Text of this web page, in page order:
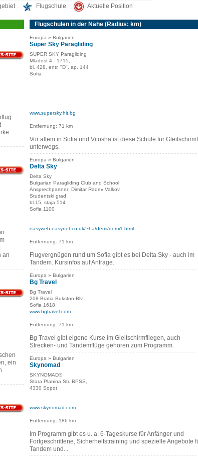
Flugschule Aktuelle Position
an
ein
Flugschulen in der Nähe (Radius: km)
Europa » Bulgarien
Super Sky Paragliding
SUPER SKY Paragliding
Mladost 4 - 1715,
bl. 428, entr. "D", ap. 144
Sofia
www.supersky.hit.bg
Entfernung: 71 km
Vor allem in Sofia und Vitosha ist diese Schule für
unterwegs.
Europa » Bulgarien
Delta Sky
Delta Sky
Bulgarian Paragliding Club and School
Ansprechpartner: Dimitar Radev Valkov
Studentski grad
bl.15, staja 514
Sofia 1100
easyweb.easynet.co.uk/~t-a/demi/demi1.html
Entfernung: 71 km
Flugvergnügen rund um Sofia gibt es bei Delta Sky - auch im
Tandem. Kursinfos auf Anfrage.
Europa » Bulgarien
Bg Travel
Bg Travel
208 Bratia Bukston Blv
Sofia 1618
www.bgtravel.com
Entfernung: 71 km
Bg Travel gibt eigene Kurse im Gleitschirmfliegen, auch
Strecken- und Tandemflüge gehören zum Programm.
Europa » Bulgarien
Skynomad
SKYNOMAD®
Stara Planina Str. BPSS,
4330 Sopot
www.skynomad.com
Entfernung: 186 km
Im Programm gibt es u. a. 6-Tageskurse für Anfänger und
Fortgeschrittene, Sicherheitstraining und spezielle Angebote
Tandem und...